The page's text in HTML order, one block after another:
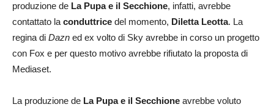
produzione de La Pupa e il Secchione, infatti, avrebbe
contattato la conduttrice del momento, Diletta Leotta. La
regina di Dazn ed ex volto di Sky avrebbe in corso un progetto
con Fox e per questo motivo avrebbe rifiutato la proposta di
Mediaset.
La produzione de La Pupa e il Secchione avrebbe voluto